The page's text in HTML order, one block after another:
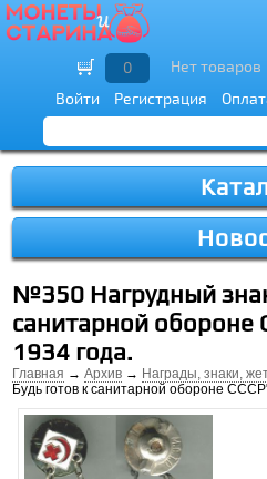
Войти Регистрация
0 Нет товаров
№350 Нагрудный
санитарной обороне
1934 года.
Главная →Архив → Награды, знаки,
Будь готов к санитарной обороне